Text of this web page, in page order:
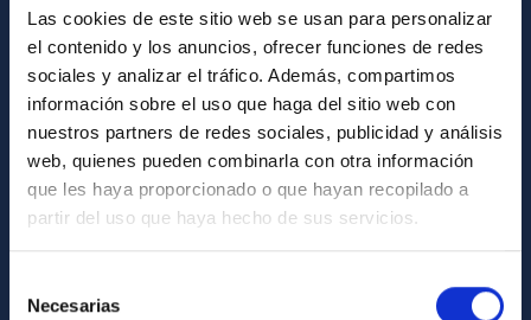
Las cookies de este sitio web se usan para personalizar
el contenido y los anuncios, ofrecer funciones de redes
sociales y analizar el tráfico. Además, compartimos
información sobre el uso que haga del sitio web con
nuestros partners de redes sociales, publicidad y análisis
web, quienes pueden combinarla con otra información
que les haya proporcionado o que hayan recopilado a
partir del uso que haya hecho de sus servicios.
Necesarias
INFORMACIÓN GENERAL
Contacto
Cómo llegar al IAC
Directorio de personal
Biblioteca